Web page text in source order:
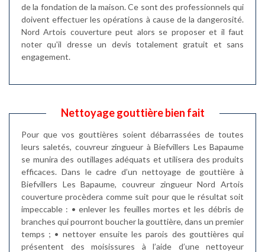
de la fondation de la maison. Ce sont des professionnels qui
doivent effectuer les opérations à cause de la dangerosité.
Nord Artois couverture peut alors se proposer et il faut
noter qu'il dresse un devis totalement gratuit et sans
engagement.
Nettoyage gouttière bien fait
Pour que vos gouttières soient débarrassées de toutes
leurs saletés, couvreur zingueur à Biefvillers Les Bapaume
se munira des outillages adéquats et utilisera des produits
efficaces. Dans le cadre d’un nettoyage de gouttière à
Biefvillers Les Bapaume, couvreur zingueur Nord Artois
couverture procèdera comme suit pour que le résultat soit
impeccable : • enlever les feuilles mortes et les débris de
branches qui pourront boucher la gouttière, dans un premier
temps ; • nettoyer ensuite les parois des gouttières qui
présentent des moisissures à l’aide d’une nettoyeur